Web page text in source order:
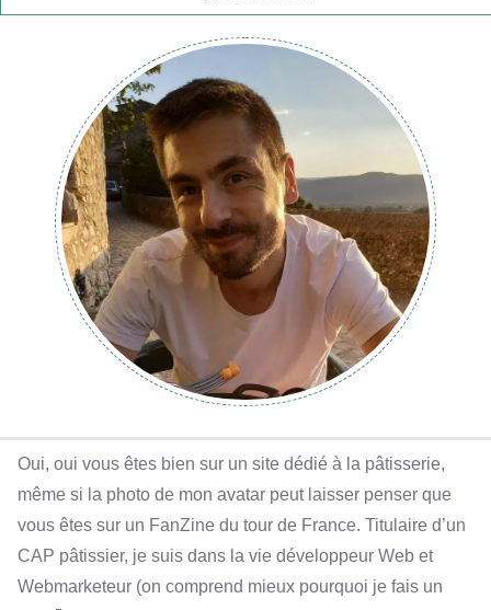
Oui, oui vous êtes bien sur un site dédié à la pâtisserie,
même si la photo de mon avatar peut laisser penser que
vous êtes sur un FanZine du tour de France. Titulaire d’un
CAP pâtissier, je suis dans la vie développeur Web et
Webmarketeur (on comprend mieux pourquoi je fais un